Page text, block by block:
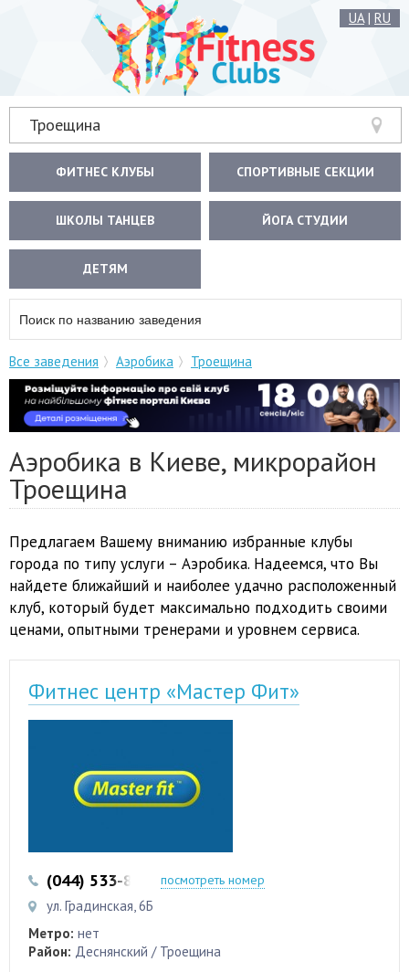
UA| RU
Троещина
ФИТНЕС КЛУБЫ СПОРТИВНЫЕ СЕКЦИИ
ШКОЛЫ ТАНЦЕВ ЙОГА СТУДИИ
ДЕТЯМ
Все заведения Аэробика Троещина
Аэробика в Киеве, микрорайон
Троещина
Предлагаем Вашему вниманию избранные клубы
города по типу услуги – Аэробика. Надеемся, что Вы
найдете ближайший и наиболее удачно расположенный
клуб, который будет максимально подходить своими
ценами, опытными тренерами и уровнем сервиса.
Фитнес центр «Мастер Фит»
(044) 533-87-87 (044) 353-12-00
посмотреть номер
ул. Градинская, 6Б
Метро: нет
Район: Деснянский / Троещина